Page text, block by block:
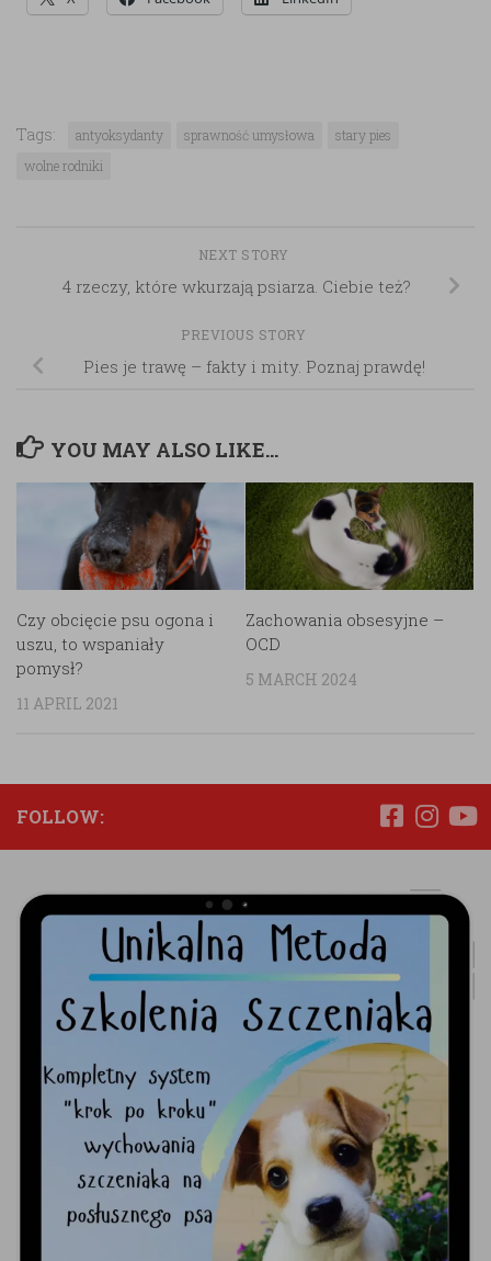
Tags: antyoksydanty sprawność umysłowa
stary pies
wolne rodniki
NEXT STORY
4 rzeczy, które wkurzają psiarza. Ciebie też?
PREVIOUS STORY
Pies je trawę – fakty i mity. Poznaj prawdę!
YOU MAY ALSO LIKE...
Czy obcięcie psu ogona i
uszu, to wspaniały
pomysł?
11 APRIL 2021
Zachowania obsesyjne –
OCD
5 MARCH 2024
FOLLOW: